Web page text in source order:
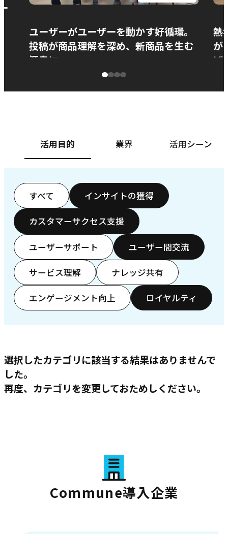
ユーザーがユーザーを動かす好循環。
投稿が商品理解を深め、新商品を生む
源泉に
熱
が
ぱ
活用目的 業界 活用シーン
すべて インサイトの獲得
カスタマーサクセス支援
ユーザーサポート ユーザー間交流
サービス理解 ナレッジ共有
エンゲージメント向上 ロイヤルティ
選択したカテゴリに該当する結果はありませんで
した。
再度、カテゴリを変更しておためしください。
Commune導入企業